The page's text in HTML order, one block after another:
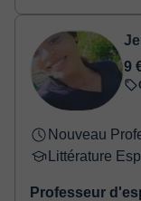
requerido. Es
exteriorice sus
disponerlos
requerida, sea a
presentaciones)
cuestionarios).
9
Nouveau
Littérature
Professeur